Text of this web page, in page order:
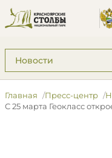
Подразделы: Пресс-
Главная Пресс-центр
С 25 марта Геокласс